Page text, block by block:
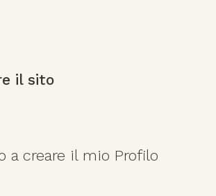
il sito
a creare il mio Profilo